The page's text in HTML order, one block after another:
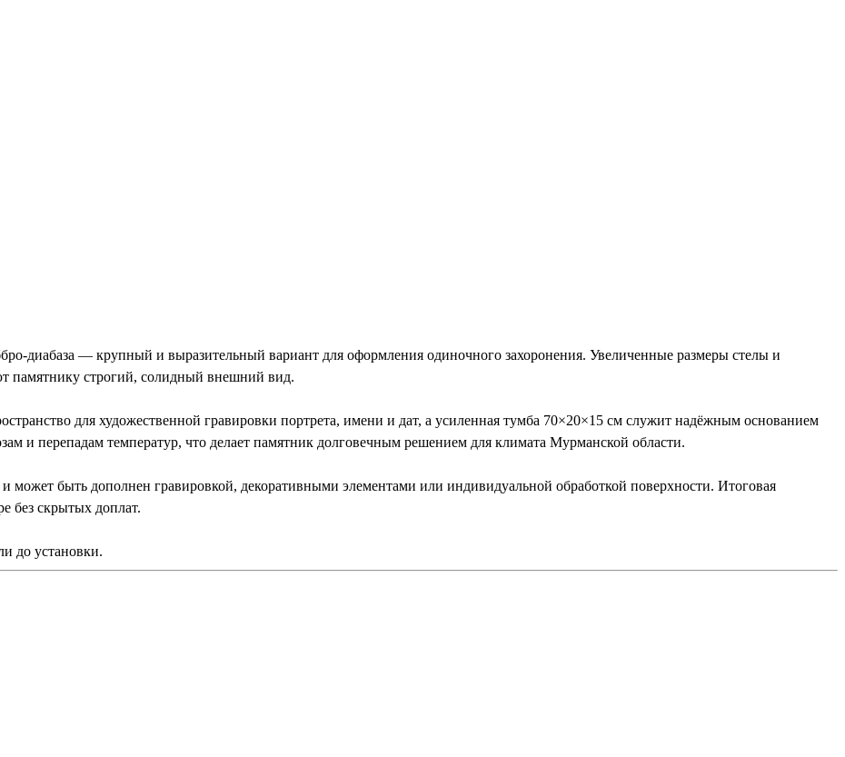
диабаза — крупный и выразительный вариант для оформления одиночного захоронения. Увеличенные размеры стелы и
памятнику строгий, солидный внешний вид.
для художественной гравировки портрета, имени и дат, а усиленная тумба 70×20×15 см служит надёжным основанием
и перепадам температур, что делает памятник долговечным решением для климата Мурманской области.
может быть дополнен гравировкой, декоративными элементами или индивидуальной обработкой поверхности. Итоговая
без скрытых доплат.
до установки.